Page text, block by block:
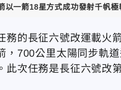
以一箭18星方式成功發射千帆
務的長征六號改運載火
，700公里太陽同步軌
此次任務是長征六號改